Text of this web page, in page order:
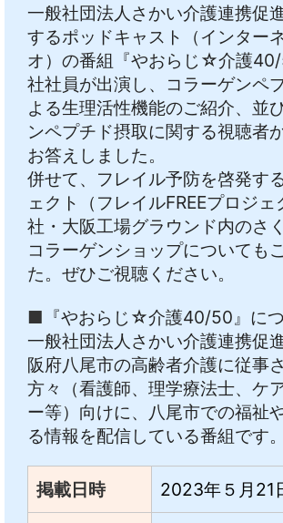
一般社団法人さかい介護連携促
するポッドキャスト（インター
オ）の番組『やおらじ☆介護
社社員が出演し、コラーゲンペ
よる生理活性機能のご紹介、並
ンペプチド摂取に関する視聴者
お答えしました。
併せて、フレイル予防を啓発す
ェクト（フレイルFREEプロジ
社・大阪工場グラウンド内のさ
コラーゲンショップについても
た。 ぜひご視聴ください。
■ 『やおらじ☆介護40/50』に
一般社団法人さかい介護連携促
阪府八尾市の高齢者介護に従事
方々（看護師、理学療法士、ケ
ー等）向けに、八尾市での福祉
る情報を配信している番組です。
掲載日時 2023年５月21
中文